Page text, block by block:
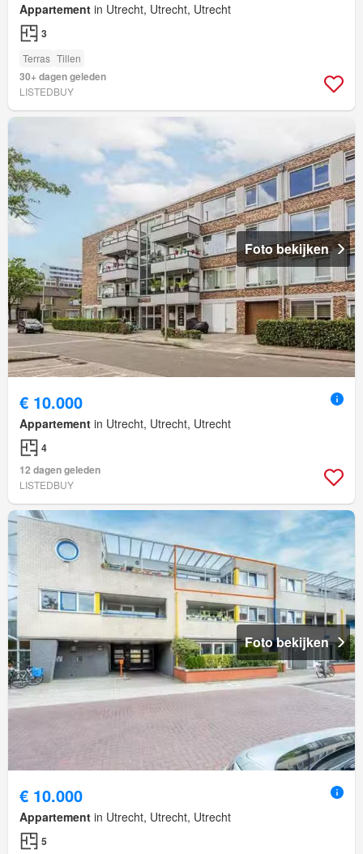
Appartement in Utrecht, Utrecht, Utrecht
3
Terras Tillen
30+ dagen geleden
LISTEDBUY
Foto bekijken
€ 10.000
Appartement in Utrecht, Utrecht, Utrecht
4
12 dagen geleden
LISTEDBUY
Foto bekijken
€ 10.000
Appartement in Utrecht, Utrecht, Utrecht
5